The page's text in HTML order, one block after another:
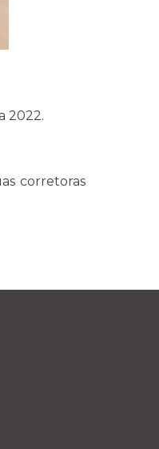
2022.
corretoras